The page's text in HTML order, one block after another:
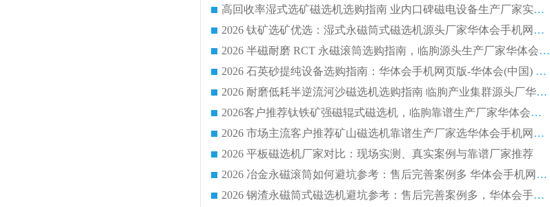
高回收率湿式选矿磁选机选购指南 业内口碑磁电设备生产厂家实力解析
2026 钛矿选矿优选：湿式永磁筒式磁选机源头厂家华体会手机网页版-华体会(中国) 综合解析
2026 半磁耐磨 RCT 永磁滚筒选购指南，临朐源头生产厂家华体会手机网页版-华体会(中国) 实测分享
2026 石英砂提纯设备选购指南：华体会手机网页版-华体会(中国) 提纯磁选机厂家综合解读
2026 耐磨低耗半逆流河沙磁选机选购指南 临朐产业集群源头厂华体会手机网页版-华体会(中国) 详细解析
2026客户推荐钛铁矿强磁辊式磁选机，临朐靠谱生产厂家华体会手机网页版-华体会(中国) 详解
2026 市场主流客户推荐矿山磁选机靠谱生产厂家选华体会手机网页版-华体会(中国)
2026 平板磁选机厂家对比：现场实测、真实案例与靠谱厂家推荐
2026 冶金永磁滚筒如何避坑参考：售后完善案例多 华体会手机网页版-华体会(中国) 靠谱厂家
2026 钢渣永磁筒式磁选机避坑参考：售后完善案例多，华体会手机网页版-华体会(中国) 稳居榜单